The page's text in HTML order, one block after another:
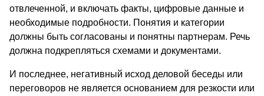
отвлеченной, и включать факты, цифровые данные и
необходимые подробности. Понятия и категории
должны быть согласованы и понятны партнерам. Речь
должна подкрепляться схемами и документами.
И последнее, негативный исход деловой беседы или
переговоров не является основанием для резкости или